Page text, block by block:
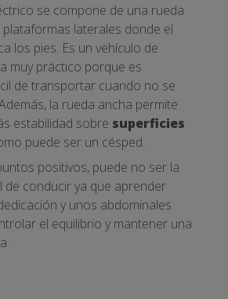
se compone de una rueda
laterales donde el
los pies. Es un vehículo de
muy práctico porque es
de transportar cuando no se
la rueda ancha permite
estabilidad sobre superficies
puede ser un césped.
positivos, puede no ser la
de conducir ya que aprender
y unos abdominales
el equilibrio y mantener una